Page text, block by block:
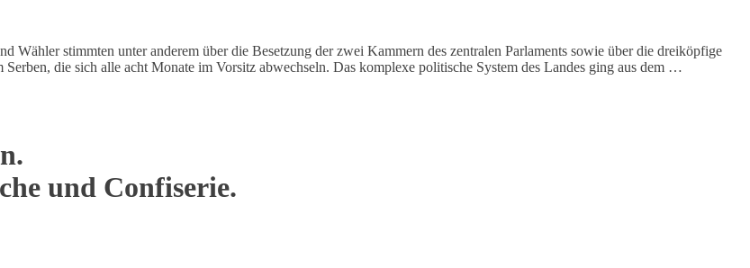
stimmten unter anderem über die Besetzung der zwei Kammern des zentralen Parlaments sowie über die dreiköpfige
die sich alle acht Monate im Vorsitz abwechseln. Das komplexe politische System des Landes ging aus dem …
und Confiserie.